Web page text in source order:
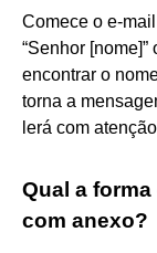
Comece o e-mail
“Senhor [nome]”
encontrar o
torna a
lerá com
Qual a
com anexo?